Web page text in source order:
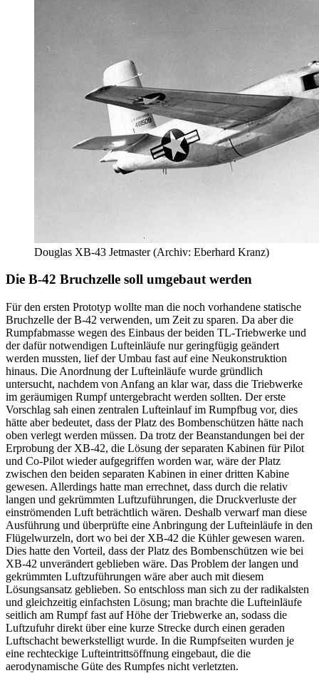
Douglas XB-43 Jetmaster (Archiv: Eberhard Kranz)
Die B-42 Bruchzelle soll umgebaut werden
Für den ersten Prototyp wollte man die noch vorhandene statische
Bruchzelle der B-42 verwenden, um Zeit zu sparen. Da aber die
Rumpfabmasse wegen des Einbaus der beiden TL-Triebwerke und
der dafür notwendigen Lufteinläufe nur geringfügig geändert
werden mussten, lief der Umbau fast auf eine Neukonstruktion
hinaus. Die Anordnung der Lufteinläufe wurde gründlich
untersucht, nachdem von Anfang an klar war, dass die Triebwerke
im geräumigen Rumpf untergebracht werden sollten. Der erste
Vorschlag sah einen zentralen Lufteinlauf im Rumpfbug vor, dies
hätte aber bedeutet, dass der Platz des Bombenschützen hätte nach
oben verlegt werden müssen. Da trotz der Beanstandungen bei der
Erprobung der XB-42, die Lösung der separaten Kabinen für Pilot
und Co-Pilot wieder aufgegriffen worden war, wäre der Platz
zwischen den beiden separaten Kabinen in einer dritten Kabine
gewesen. Allerdings hatte man errechnet, dass durch die relativ
langen und gekrümmten Luftzuführungen, die Druckverluste der
einströmenden Luft beträchtlich wären. Deshalb verwarf man diese
Ausführung und überprüfte eine Anbringung der Lufteinläufe in den
Flügelwurzeln, dort wo bei der XB-42 die Kühler gewesen waren.
Dies hatte den Vorteil, dass der Platz des Bombenschützen wie bei
XB-42 unverändert geblieben wäre. Das Problem der langen und
gekrümmten Luftzuführungen wäre aber auch mit diesem
Lösungsansatz geblieben. So entschloss man sich zu der radikalsten
und gleichzeitig einfachsten Lösung; man brachte die Lufteinläufe
seitlich am Rumpf fast auf Höhe der Triebwerke an, sodass die
Luftzufuhr direkt über eine kurze Strecke durch einen geraden
Luftschacht bewerkstelligt wurde. In die Rumpfseiten wurden je
eine rechteckige Lufteintrittsöffnung eingebaut, die die
aerodynamische Güte des Rumpfes nicht verletzten.